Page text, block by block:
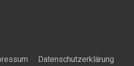
Datenschutzerklärung